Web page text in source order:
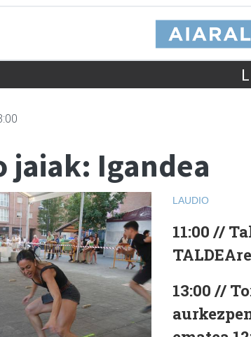
jaiak: Igandea
LAUDIO
11:00 //
13:00 //